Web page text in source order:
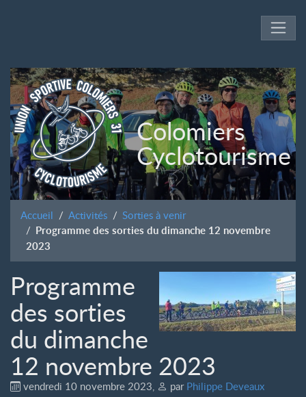
Colomiers
Cyclotourisme
Accueil Activités Sorties à venir
Programme des sorties du dimanche 12 novembre
2023
Programme
des sorties
du dimanche
12 novembre 2023
vendredi 10 novembre 2023, par Philippe Deveaux